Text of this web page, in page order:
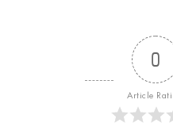
0
Article